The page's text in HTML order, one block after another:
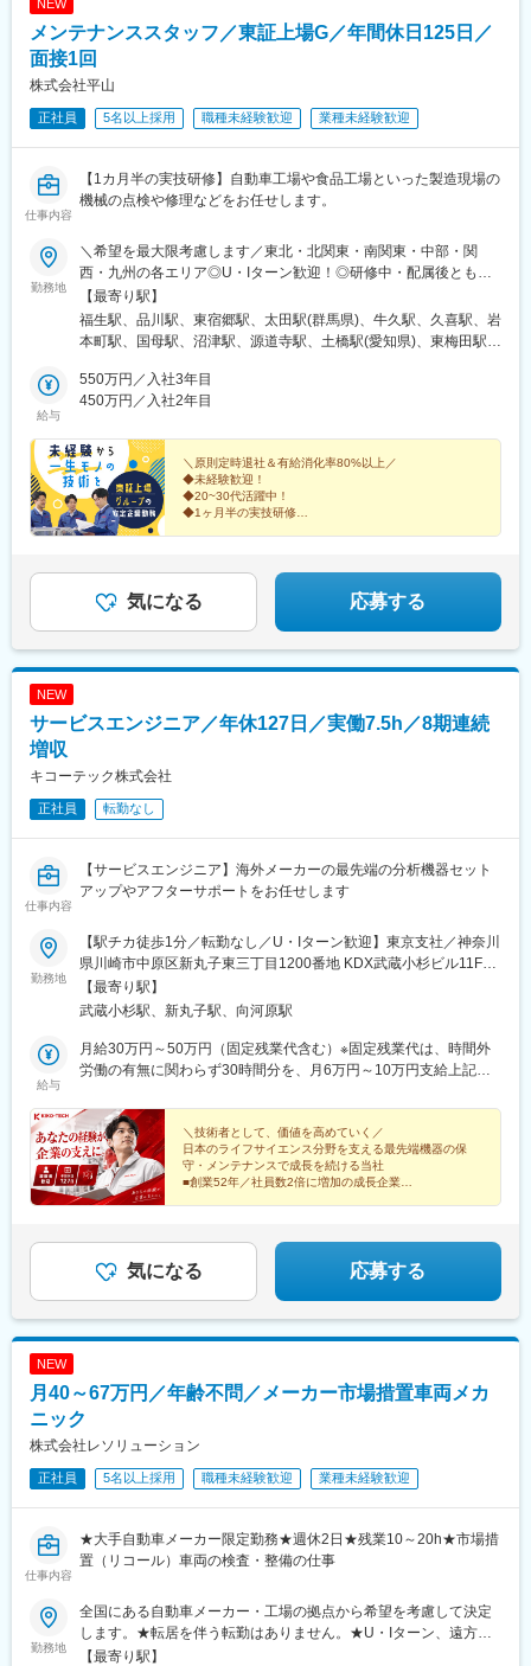
NEW
メンテナンススタッフ／東証上場G／年間休日125日／
面接1回
株式会社平山
正社員 5名以上採用 職種未経験歓迎 業種未経験歓迎
仕事内容
【1カ月半の実技研修】自動車工場や食品工場といった製造現場の
機械の点検や修理などをお任せします。
勤務地
＼希望を最大限考慮します／東北・北関東・南関東・中部・関
西・九州の各エリア◎U・Iターン歓迎！◎研修中・配属後ともに
社員寮の利用OK！◎研修中の寮費は会社が負担します！（規定あ
り）＜研修中＞■研修センター株式会社平山 関東研修センター東
京都福生市東町10-1 NTビル3-3階B＜研修終了後＞◎以下の場所
北エリア└青森、岩手、宮城、秋田、山形、福島■北関東エリア└
千葉、茨城、栃木■南関東エリア└東京、埼玉、群馬■中部エリア└
奈良、和歌山■九州エリア└福岡、熊本、佐賀、長崎、大分、宮
崎、鹿児島交通勤務地により異なります。■研修センターJR青梅
線「福生駅」東口より徒歩3分JR八高線「東福生駅」より徒歩10
分
【最寄り駅】
福生駅、品川駅、東宿郷駅、太田駅(群馬県)、牛久駅、久喜駅、岩
本町駅、国母駅、沼津駅、源道寺駅、土橋駅(愛知県)、東梅田駅、
駅、駅東公園前駅、秋葉原駅、中崎町駅、宇都宮駅東口駅、神田
駅(東京都)、梅田駅(地下鉄)、猿猴橋町駅
給与
550万円／入社3年目
450万円／入社2年目
＼原則定時退社＆有給消化率80%以上／
◆未経験歓迎！
◆20~30代活躍中！
◆1ヶ月半の実技研修
気になる 応募する
NEW
サービスエンジニア／年休127日／実働7.5h／8期連続
増収
キコーテック株式会社
正社員 転勤なし
仕事内容
【サービスエンジニア】海外メーカーの最先端の分析機器セット
アップやアフターサポートをお任せします
勤務地
【駅チカ徒歩1分／転勤なし／U・Iターン歓迎】東京支社／神奈川
県川崎市中原区新丸子東三丁目1200番地 KDX武蔵小杉ビル11F＜
アクセス＞東急「武蔵小杉」駅より徒歩1分※受動喫煙対策：屋内
喫煙可能場所あり
【最寄り駅】
武蔵小杉駅、新丸子駅、向河原駅
給与
月給30万円～50万円（固定残業代含む）※固定残業代は、時間外
労働の有無に関わらず30時間分を、月6万円～10万円支給上記を
与等を踏まえて決定※上記とは別途、決算実績により決算賞与の支
給あり
＼技術者として、価値を高めていく／
日本のライフサイエンス分野を支える最先端機器の保
守・メンテナンスで成長を続ける当社
■創業52年／社員数2倍に増加の成長企業
気になる 応募する
NEW
月40～67万円／年齢不問／メーカー市場措置車両メカ
ニック
株式会社レソリューション
正社員 5名以上採用 職種未経験歓迎 業種未経験歓迎
仕事内容
★大手自動車メーカー限定勤務★週休2日★残業10～20h★市場措
置（リコール）車両の検査・整備の仕事
勤務地
全国にある自動車メーカー・工場の拠点から希望を考慮して決定
します。★転居を伴う転勤はありません。★U・Iターン、遠方か
らのご応募も歓迎！引越など赴任に伴う費用、家賃は全額負担し
【最寄り駅】